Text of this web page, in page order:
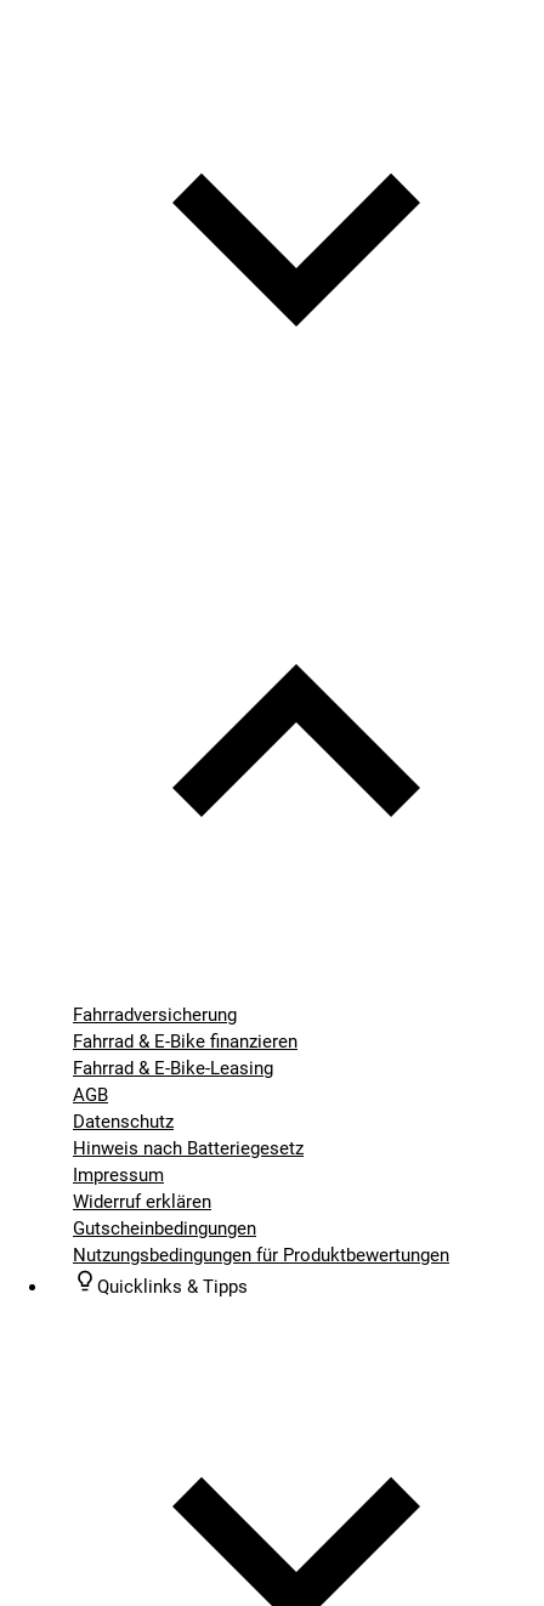
Fahrradversicherung
Fahrrad & E-Bike finanzieren
Fahrrad & E-Bike-Leasing
AGB
Datenschutz
Hinweis nach Batteriegesetz
Impressum
Widerruf erklären
Gutscheinbedingungen
Nutzungsbedingungen für Produktbewertungen
Quicklinks & Tipps